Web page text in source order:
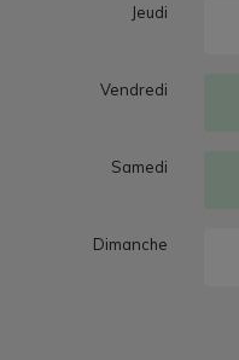
Jeudi
Vendredi
Samedi
Dimanche